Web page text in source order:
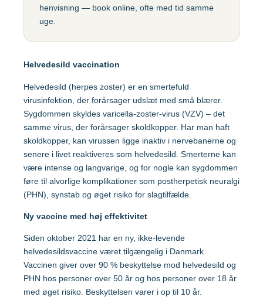
Denguefeber
Gul feber
Helvedesild (Zoster)
Hepatitis A
Hepatitis A+B
Hepatitis A+B, barn –
Ambirix
Hepatitis B
Japansk
hjernebetændelse
Meningokokker
MFR (MMR)
Pneumokokker
Polio
Respiratorisk
Syncytialvirus (RSV)
Skoldkopper (Chicken
Pox)
Stivkrampe (Difteri-
Tuberkulose (BCG)
Cambodja
Etiopien
Ghana
Indien
Indonesien
Kenya
henvisning — book online, ofte med tid samme
uge.
Helvedesild vaccination
Helvedesild (herpes zoster) er en smertefuld
virusinfektion, der forårsager udslæt med små blærer.
Sygdommen skyldes varicella-zoster-virus (VZV) – det
samme virus, der forårsager skoldkopper. Har man haft
skoldkopper, kan virussen ligge inaktiv i nervebanerne og
senere i livet reaktiveres som helvedesild. Smerterne kan
være intense og langvarige, og for nogle kan sygdommen
føre til alvorlige komplikationer som postherpetisk neuralgi
(PHN), synstab og øget risiko for slagtilfælde.
Ny vaccine med høj effektivitet
Siden oktober 2021 har en ny, ikke-levende
helvedesildsvaccine været tilgængelig i Danmark.
Vaccinen giver over 90 % beskyttelse mod helvedesild og
PHN hos personer over 50 år og hos personer over 18 år
med øget risiko. Beskyttelsen varer i op til 10 år.